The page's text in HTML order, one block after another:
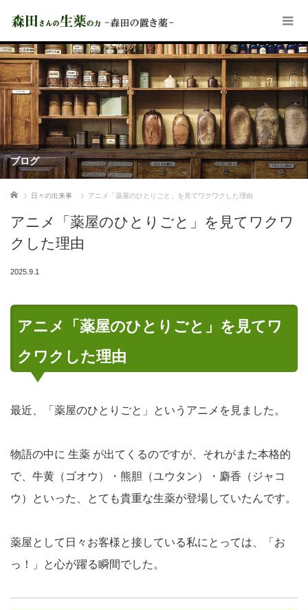
ブログ
ホーム 日々の出来事 アニメ「薬屋のひとりごと」を見てワクワクした理由
アニメ「薬屋のひとりごと」を見てワクワ
クした理由
2025.9.1
アニメ「薬屋のひとりごと」を見てワ
クワクした理由
最近、「薬屋のひとりごと」というアニメを見ました。
物語の中に 生薬 が出てくるのですが、それがまた本格的
で、牛黄（ゴオウ）・熊胆（ユウタン）・麝香（ジャコ
ウ）といった、とても貴重な生薬が登場していたんです。
薬屋として日々お客様と接している私にとっては、「お
っ！」と心が躍る瞬間でした。